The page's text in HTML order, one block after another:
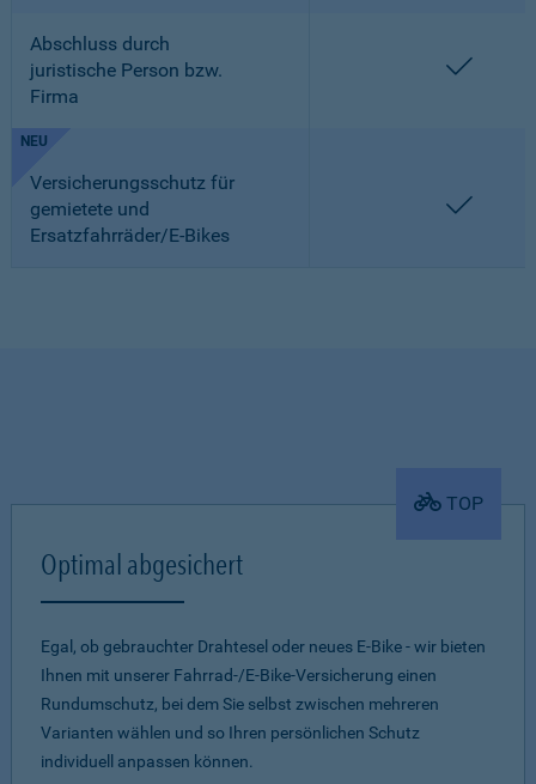
Abschluss durch
juristische Person bzw.
Firma
NEU
Versicherungsschutz für
gemietete und
Ersatzfahrräder/E-Bikes
TOP
Optimal abgesichert
Egal, ob gebrauchter Drahtesel oder neues E-Bike - wir bieten
Ihnen mit unserer Fahrrad-/E-Bike-Versicherung einen
Rundumschutz, bei dem Sie selbst zwischen mehreren
Varianten wählen und so Ihren persönlichen Schutz
individuell anpassen können.